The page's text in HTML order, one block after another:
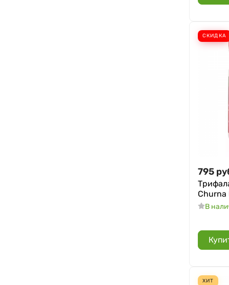
СКИДКА
795
Churna
В
ХИТ